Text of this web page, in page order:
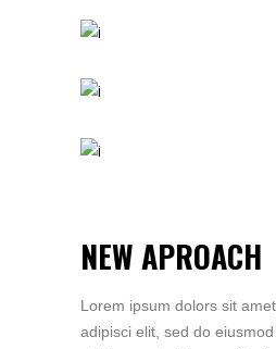
NEW APROACH
Lorem ipsum dolors sit
adipisci elit, sed do